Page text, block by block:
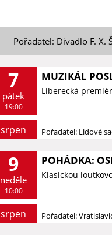
Pořadatel: Divadlo F. X.
7
pátek
19:00
srpen
MUZIKÁL
Liberecká
Pořadatel: Lidové
9
neděle
10:00
srpen
POHÁDKA:
Klasickou
Pořadatel: